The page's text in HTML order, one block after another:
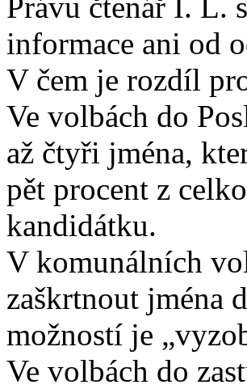
Právu čtenář I. L.
informace ani od
V čem je rozdíl
Ve volbách do
až čtyři jména,
pět procent z
kandidátku.
V komunálních
zaškrtnout jména
možností je
Ve volbách do